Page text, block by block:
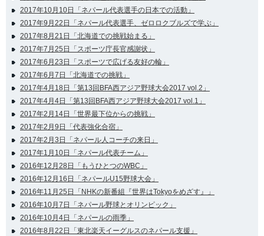
2017年10月10日「ネパール代表選手の日本での活動」
2017年9月22日「ネパール代表選手、ゼロロクブルズで学ぶ」
2017年8月21日「北海道での挑戦始まる」
2017年7月25日「スポーツ庁長官感謝状」
2017年6月23日「スポーツで広げる友好の輪」
2017年6月7日「北海道での挑戦」
2017年4月18日「第13回BFA西アジア野球大会2017 vol.2」
2017年4月4日「第13回BFA西アジア野球大会2017 vol.1」
2017年2月14日「世界最下位からの挑戦」
2017年2月9日「代表強化合宿」
2017年2月3日「ネパール人コーチの来日」
2017年1月10日「ネパール代表チーム」
2016年12月28日「もうひとつのWBC」
2016年12月16日「ネパールU15野球大会」
2016年11月25日「NHKの新番組『世界はTokyoをめざす』」
2016年10月7日「ネパール野球とオリンピック」
2016年10月4日「ネパールの雨季」
2016年8月22日「東北楽天イーグルスのネパール支援」